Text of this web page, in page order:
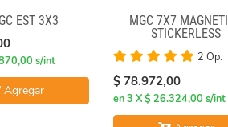
EST 3X3
s/int
Agregar
MGC 7X7
STICKERLESS
2 Op.
$ 78.972,00
en 3 X $ 26.324,00 s/int